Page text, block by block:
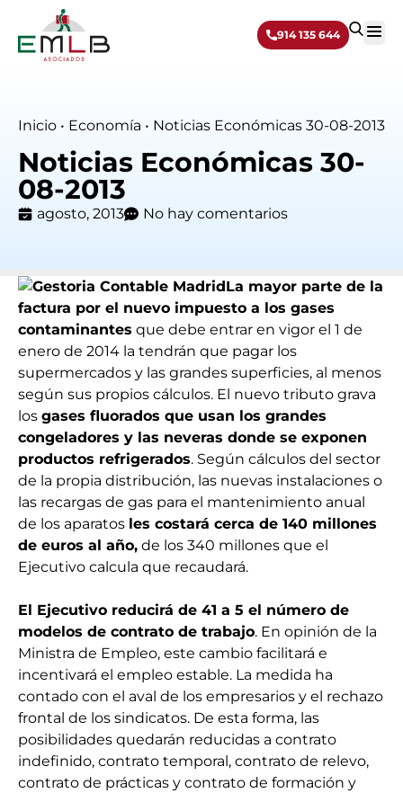
914 135 644
Inicio • Economía • Noticias Económicas 30-08-2013
Noticias Económicas 30-
08-2013
agosto, 2013 No hay comentarios
La mayor parte de la
factura por el nuevo impuesto a los gases
contaminantes que debe entrar en vigor el 1 de
enero de 2014 la tendrán que pagar los
supermercados y las grandes superficies, al menos
según sus propios cálculos. El nuevo tributo grava
los gases fluorados que usan los grandes
congeladores y las neveras donde se exponen
productos refrigerados. Según cálculos del sector
de la propia distribución, las nuevas instalaciones o
las recargas de gas para el mantenimiento anual
de los aparatos les costará cerca de 140 millones
de euros al año, de los 340 millones que el
Ejecutivo calcula que recaudará.
El Ejecutivo reducirá de 41 a 5 el número de
modelos de contrato de trabajo. En opinión de la
Ministra de Empleo, este cambio facilitará e
incentivará el empleo estable. La medida ha
contado con el aval de los empresarios y el rechazo
frontal de los sindicatos. De esta forma, las
posibilidades quedarán reducidas a contrato
indefinido, contrato temporal, contrato de relevo,
contrato de prácticas y contrato de formación y